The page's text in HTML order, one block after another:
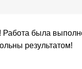
была
результатом!